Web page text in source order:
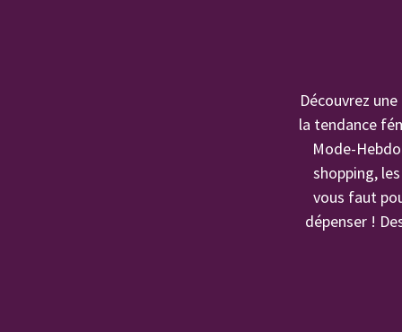
Découvrez
la tendance
Mode-
shopping,
vous faut
dépenser !